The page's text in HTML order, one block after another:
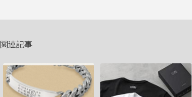
関連記事